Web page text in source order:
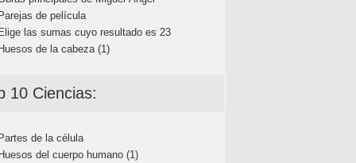
de película
las sumas cuyo resultado es 23
de la cabeza (1)
10 Ciencias:
de la célula
del cuerpo humano (1)